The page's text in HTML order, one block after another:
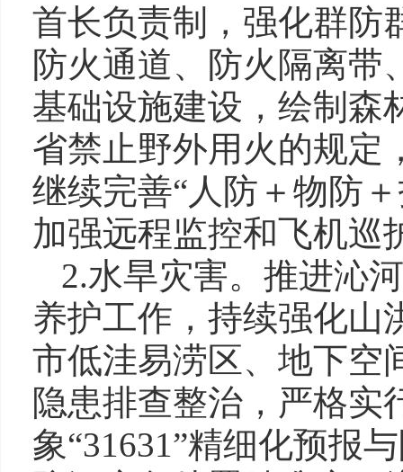
首长负责制，强化群防
防火通道、防火隔离带
基础设施建设，绘制森
省禁止野外用火的规定
继续完善“人防＋物防
加强远程监控和飞机巡
2.水旱灾害。推进沁
养护工作，持续强化山
市低洼易涝区、地下空
隐患排查整治，严格实
象“31631”精细化预报